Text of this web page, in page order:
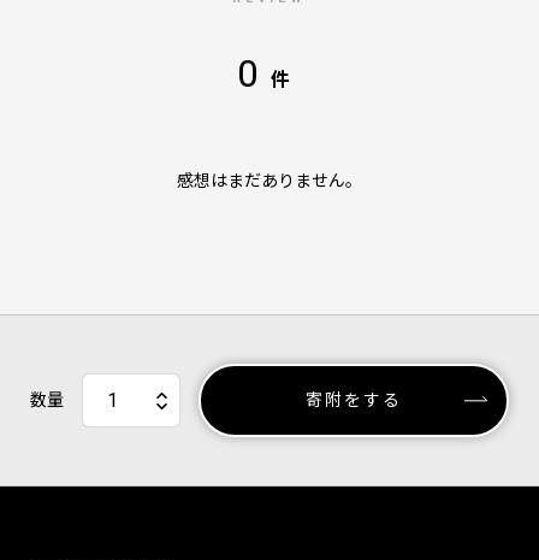
0 件
感想はまだありません。
数量 寄附をする